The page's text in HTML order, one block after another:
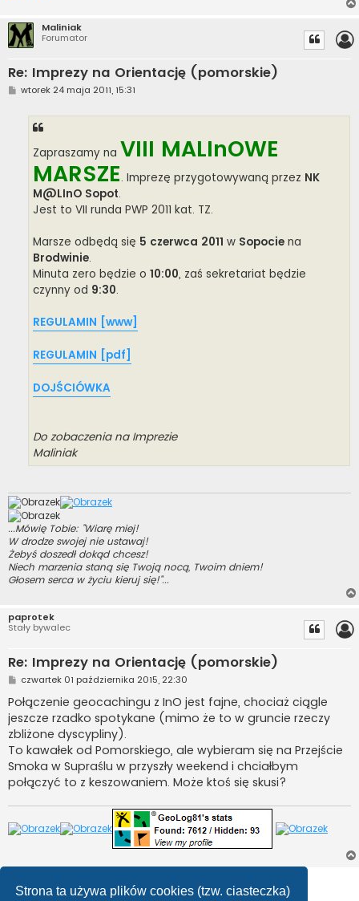
Strona ta używa plików cookies (tzw. ciasteczka)
Maliniak
Forumator
Re: Imprezy na Orientację (pomorskie)
Pwtorek 24 maja 2011, 15:31
Zapraszamy na VIII MALInOWE
MARSZE. Imprezę przygotowywaną przez NK
M@LInO Sopot.
Jest to VII runda PWP 2011 kat. TZ.
Marsze odbędą się 5 czerwca 2011 w Sopocie na
Brodwinie.
Minuta zero będzie o 10:00, zaś sekretariat będzie
czynny od 9:30.
REGULAMIN [www]
REGULAMIN [pdf]
DOJŚCIÓWKA
Do zobaczenia na Imprezie
Maliniak
...Mówię Tobie: "Wiarę miej!
W drodze swojej nie ustawaj!
Żebyś doszedł dokąd chcesz!
Niech marzenia staną się Twoją nocą, Twoim dniem!
Głosem serca w życiu kieruj się!"...
paprotek
Stały bywalec
Re: Imprezy na Orientację (pomorskie)
P
s
t
czwartek 01 października 2015, 22:30
Połączenie geocachingu z InO jest fajne, chociaż ciągle
jeszcze rzadko spotykane (mimo że to w gruncie rzeczy
zbliżone dyscypliny).
To kawałek od Pomorskiego, ale wybieram się na Przejście
Smoka w Supraślu w przyszły weekend i chciałbym
połączyć to z keszowaniem. Może ktoś się skusi?